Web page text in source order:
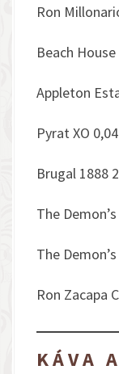
Ron
Beach
Appleton
Pyrat XO
Brugal 1888
The
The
Ron Zacapa
KÁVA